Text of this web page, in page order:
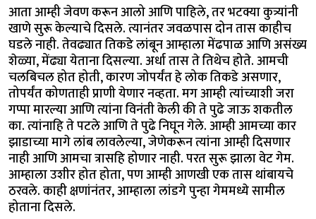
आता आम्ही जेवण करून आलो आणि पाहिले, तर भटक्या कुत्र्यांनी
खाणे सुरू केल्याचे दिसले. त्यानंतर जवळपास दोन तास काहीच
घडले नाही. तेवढ्यात तिकडे लांबून आम्हाला मेंढपाळ आणि असंख्य
शेळ्या, मेंढ्या येताना दिसल्या. अर्धा तास ते तिथेच होते. आमची
चलबिचल होत होती, कारण जोपर्यंत हे लोक तिकडे असणार,
तोपर्यंत कोणताही प्राणी येणार नव्हता. मग आम्ही त्यांच्याशी जरा
गप्पा मारल्या आणि त्यांना विनंती केली की ते पुढे जाऊ शकतील
का. त्यांनाहि ते पटले आणि ते पुढे निघून गेले. आम्ही आमच्या कार
झाडाच्या मागे लांब लावलेल्या, जेणेकरून त्यांना आम्ही दिसणार
नाही आणि आमचा त्रासहि होणार नाही. परत सुरू झाला वेट गेम.
आम्हाला उशीर होत होता, पण आम्ही आणखी एक तास थांबायचे
ठरवले. काही क्षणांनंतर, आम्हाला लांडगे पुन्हा गेममध्ये सामील
होताना दिसले.